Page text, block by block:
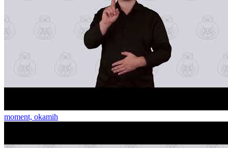
moment, okamih